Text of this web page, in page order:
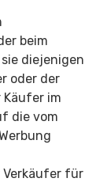
beim
diejenigen
oder der
Käufer im
die vom
Verkäufer für